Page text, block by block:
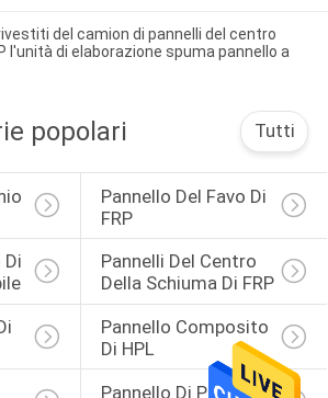
del camion di pannelli del centro
l'unità di elaborazione spuma pannello a
popolari Tutti
Pannello Del Favo Di
FRP
Di
Pannelli Del Centro
Della Schiuma Di FRP
Pannello Composito
Di HPL
Pannello Di Pietra